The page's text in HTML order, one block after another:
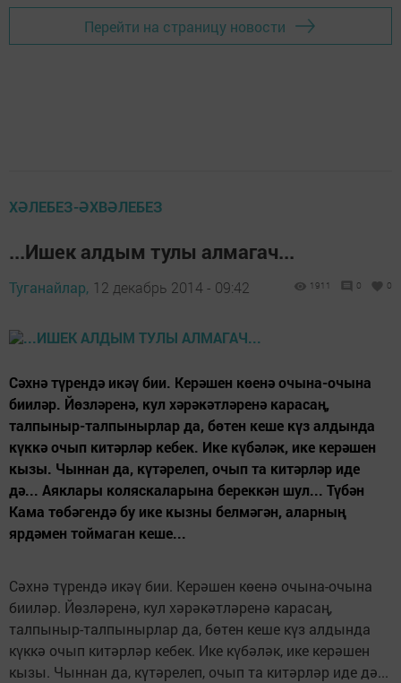
Перейти на страницу новости
ХӘЛЕБЕЗ-ӘХВӘЛЕБЕЗ
...Ишек алдым тулы алмагач...
Туганайлар, 12 декабрь 2014 - 09:42 1911 0 0
Сәхнә түрендә икәү бии. Керәшен көенә очына-очына
бииләр. Йөзләренә, кул хәрәкәтләренә карасаң,
талпыныр-талпынырлар да, бөтен кеше күз алдында
күккә очып китәрләр кебек. Ике күбәләк, ике керәшен
кызы. Чыннан да, күтәрелеп, очып та китәрләр иде
дә... Аяклары коляскаларына береккән шул... Түбән
Кама төбәгендә бу ике кызны белмәгән, аларның
ярдәмен тоймаган кеше...
Сәхнә түрендә икәү бии. Керәшен көенә очына-очына
бииләр. Йөзләренә, кул хәрәкәтләренә карасаң,
талпыныр-талпынырлар да, бөтен кеше күз алдында
күккә очып китәрләр кебек. Ике күбәләк, ике керәшен
кызы. Чыннан да, күтәрелеп, очып та китәрләр иде дә...